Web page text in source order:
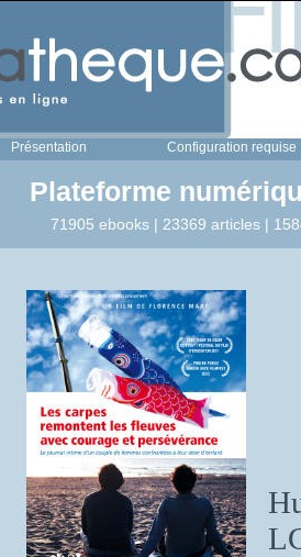
Présentation Configuration requise
Plateforme
71905 ebooks | 23369 articles |